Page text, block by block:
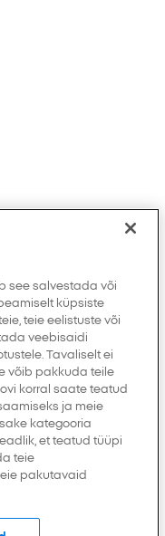
see salvestada või
küpsiste
teie eelistuste või
veebisaidi
Tavaliselt ei
võib pakkuda teile
korral saate teatud
ja meie
kategooria
et teatud tüüpi
teie
pakutavaid